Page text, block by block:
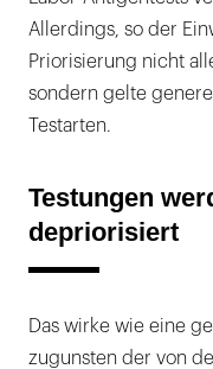
Allerdings, so der
Priorisierung nicht
sondern gelte
Testarten.
Testungen
depriorisiert
Das wirke wie eine
zugunsten der von